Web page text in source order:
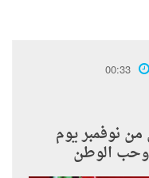
00:33
من نوفمبر يوم
وحب الوطن